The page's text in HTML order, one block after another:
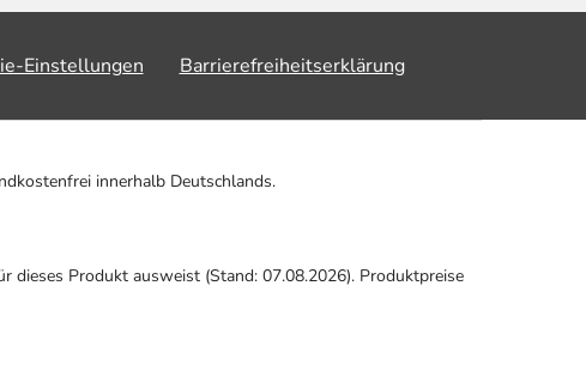
Einstellungen Barrierefreiheitserklärung
innerhalb Deutschlands.
dieses Produkt ausweist (Stand: 07.08.2026). Produktpreise